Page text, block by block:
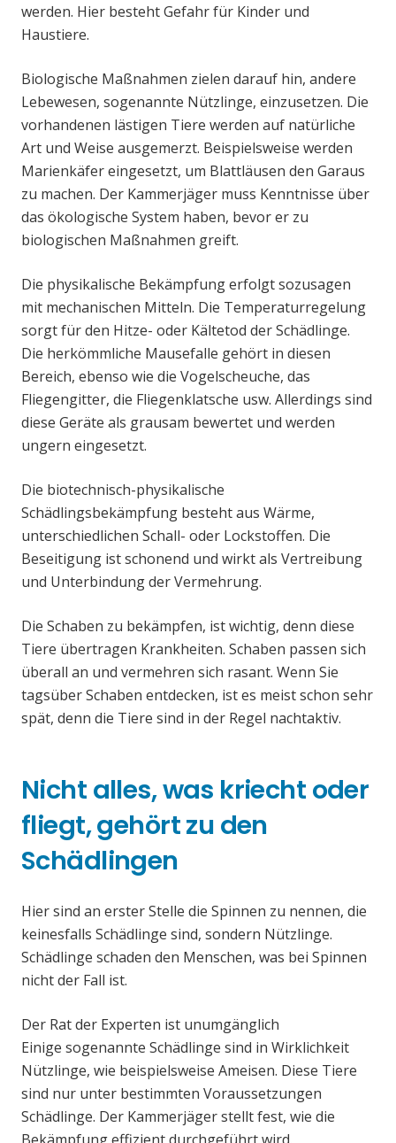
werden. Hier besteht Gefahr für Kinder und
Haustiere.
Biologische Maßnahmen zielen darauf hin, andere
Lebewesen, sogenannte Nützlinge, einzusetzen. Die
vorhandenen lästigen Tiere werden auf natürliche
Art und Weise ausgemerzt. Beispielsweise werden
Marienkäfer eingesetzt, um Blattläusen den Garaus
zu machen. Der Kammerjäger muss Kenntnisse über
das ökologische System haben, bevor er zu
biologischen Maßnahmen greift.
Die physikalische Bekämpfung erfolgt sozusagen
mit mechanischen Mitteln. Die Temperaturregelung
sorgt für den Hitze- oder Kältetod der Schädlinge.
Die herkömmliche Mausefalle gehört in diesen
Bereich, ebenso wie die Vogelscheuche, das
Fliegengitter, die Fliegenklatsche usw. Allerdings sind
diese Geräte als grausam bewertet und werden
ungern eingesetzt.
Die biotechnisch-physikalische
Schädlingsbekämpfung besteht aus Wärme,
unterschiedlichen Schall- oder Lockstoffen. Die
Beseitigung ist schonend und wirkt als Vertreibung
und Unterbindung der Vermehrung.
Die Schaben zu bekämpfen, ist wichtig, denn diese
Tiere übertragen Krankheiten. Schaben passen sich
überall an und vermehren sich rasant. Wenn Sie
tagsüber Schaben entdecken, ist es meist schon sehr
spät, denn die Tiere sind in der Regel nachtaktiv.
Nicht alles, was kriecht oder
fliegt, gehört zu den
Schädlingen
Hier sind an erster Stelle die Spinnen zu nennen, die
keinesfalls Schädlinge sind, sondern Nützlinge.
Schädlinge schaden den Menschen, was bei Spinnen
nicht der Fall ist.
Der Rat der Experten ist unumgänglich
Einige sogenannte Schädlinge sind in Wirklichkeit
Nützlinge, wie beispielsweise Ameisen. Diese Tiere
sind nur unter bestimmten Voraussetzungen
Schädlinge. Der Kammerjäger stellt fest, wie die